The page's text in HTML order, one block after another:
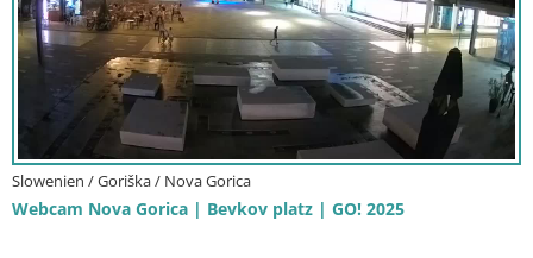
Slowenien / Goriška / Nova Gorica
Webcam Nova Gorica | Bevkov platz | GO! 2025